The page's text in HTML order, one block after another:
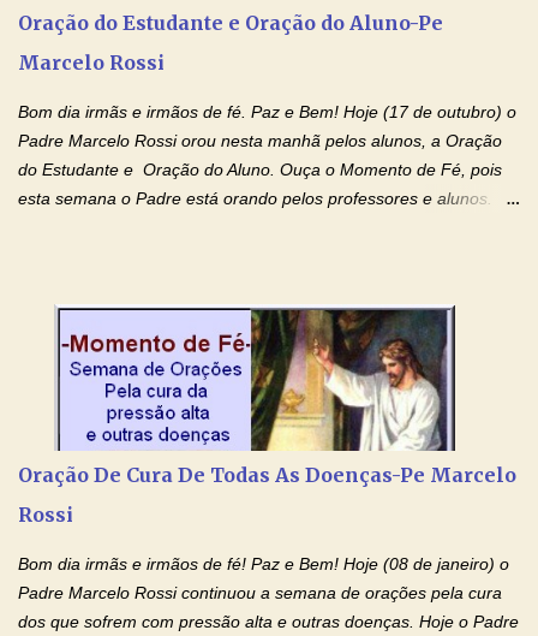
gerações, através de todas as raízes da minha árvore
genealógica. Que o Sangue de Jesus, purificador e vivificante,
Oração do Estudante e Oração do Aluno-Pe
Marcelo Rossi
Bom dia irmãs e irmãos de fé. Paz e Bem! Hoje (17 de outubro) o
Padre Marcelo Rossi orou nesta manhã pelos alunos, a Oração
do Estudante e Oração do Aluno. Ouça o Momento de Fé, pois
esta semana o Padre está orando pelos professores e alunos.
intelectualmente e espiritualmente para o dia da prova. Confie no
amor Ágape de Jesus e no amor materno de Nossa Senhora.
Fique com a paz de Jesus e o amor de Maria! Adriana-Devoção e
Fé Oração do Estudante I Senhor, eu sou estudante, e por sinal,
inteligente. Prova isto é o fato de eu estar aqui, conversando com
de estudar. Mas, como o Senhor sabe, a vida de estudante nem
sempre é fácil. A rotina cansa e o aprender exige uma série de
Oração De Cura De Todas As Doenças-Pe Marcelo
Rossi
Bom dia irmãs e irmãos de fé! Paz e Bem! Hoje (08 de janeiro) o
Padre Marcelo Rossi continuou a semana de orações pela cura
dos que sofrem com pressão alta e outras doenças. Hoje o Padre